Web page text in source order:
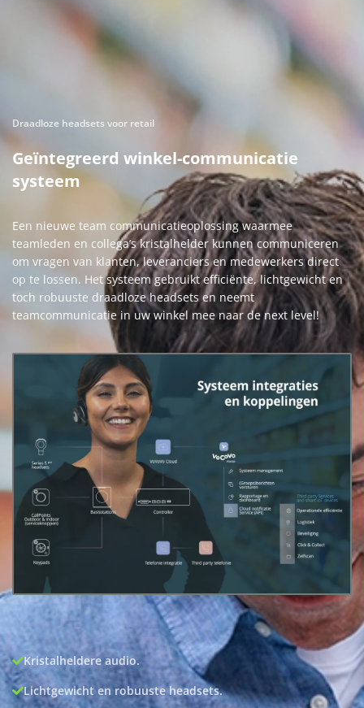
Draadloze headsets voor retail
Geïntegreerd winkel-communicatie
systeem
Een nieuwe team communicatieoplossing waarmee
teamleden en collega’s kristalhelder kunnen communiceren
om vragen van klanten, leveranciers en medewerkers direct
op te lossen. Het systeem gebruikt efficiënte, lichtgewicht en
toch robuuste draadloze headsets en neemt
teamcommunicatie in uw winkel mee naar de next level!
Kristalheldere audio.
Lichtgewicht en robuuste headsets.